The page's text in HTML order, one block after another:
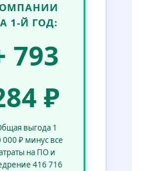
1-Й ГОД:
793
₽
выгода 1
000 ₽ минус все
на ПО и
416 716